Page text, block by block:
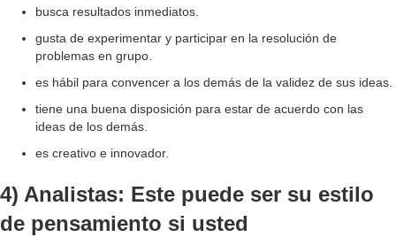
o
busca resultados inmediatos.
gusta de experimentar y participar en la resolución de
problemas en grupo.
es hábil para convencer a los demás de la validez de sus ideas.
tiene una buena disposición para estar de acuerdo con las
ideas de los demás.
es creativo e innovador.
4) Analistas: Este puede ser su estilo
de pensamiento si usted